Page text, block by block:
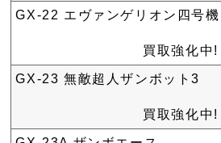
GX-22 エヴァンゲリオン四号機
買取強化中!
GX-23 無敵超人ザンボット3
買取強化中!